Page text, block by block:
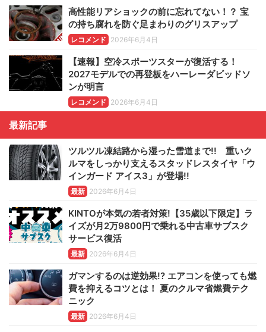
高性能リアショックの前に忘れてない！？ 宝
の持ち腐れを防ぐ足まわりのグリスアップ
レコメンド 2026年6月4日
【速報】空冷スポーツスターが復活する！
2027モデルでの再登板をハーレーダビッドソ
ンが明言
レコメンド 2026年6月4日
最新記事
ツルツル凍結路から湿った雪道まで!! 重いク
ルマをしっかり支えるスタッドレスタイヤ「ウ
インガード アイス3」が登場!!
最新 2026年6月4日
KINTOが本気の若者対策!【35歳以下限定】ラ
イズが月2万9800円で乗れる中古車サブスク
サービス復活
最新 2026年6月4日
ガマンするのは逆効果!? エアコンを使っても燃
費を抑えるコツとは！ 夏のクルマ省燃費テク
ニック
最新 2026年6月4日